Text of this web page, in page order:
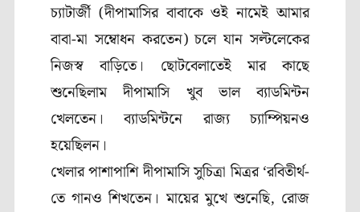
চ্যাটার্জী (দীপামাসির বাবাকে ওই নামেই আমার
বাবা-মা সম্বোধন করতেন) চলে যান সল্টলেকের
নিজস্ব বাড়িতে। ছোটবেলাতেই মার কাছে
শুনেছিলাম দীপামাসি খুব ভাল ব্যাডমিন্টন
খেলতেন। ব্যাডমিন্টনে রাজ্য চ্যাম্পিয়নও
হয়েছিলন।
খেলার পাশাপাশি দীপামাসি সুচিত্রা মিত্রর ‘রবিতীর্থ-
তে গানও শিখতেন। মায়ের মুখে শুনেছি, রোজ